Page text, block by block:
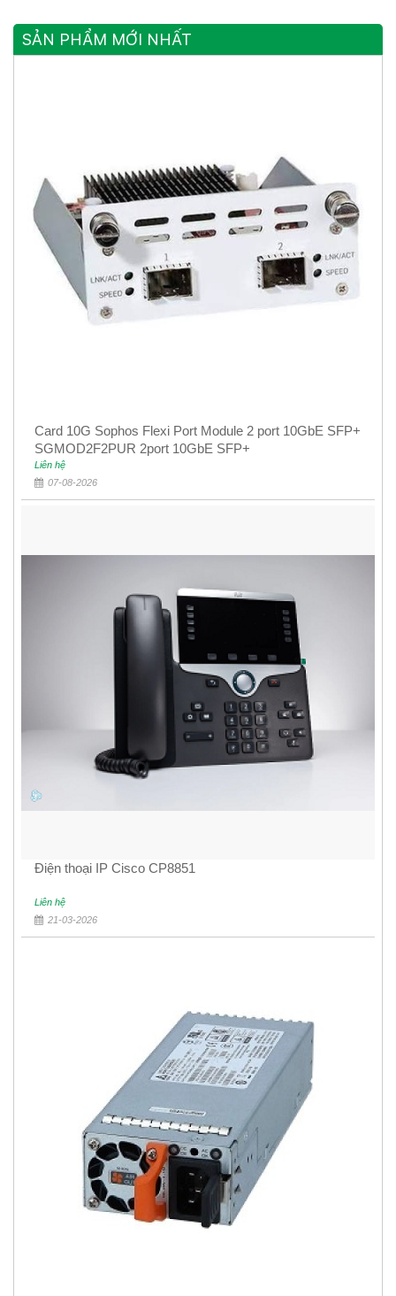
SẢN PHẨM MỚI NHẤT
Card 10G Sophos Flexi Port Module 2 port 10GbE SFP+
SGMOD2F2PUR 2port 10GbE SFP+
Liên hệ
07-08-2026
Điện thoại IP Cisco CP8851
Liên hệ
21-03-2026